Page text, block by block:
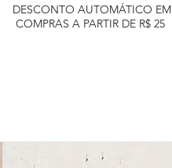
DESCONTO AUTOMÁTICO EM
COMPRAS A PARTIR DE R$ 25